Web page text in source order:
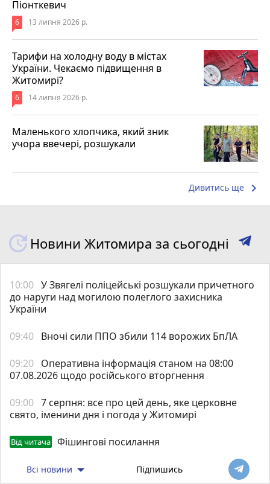
Піонткевич
6 13 липня 2026 р.
Тарифи на холодну воду в містах
України. Чекаємо підвищення в
Житомирі?
6 14 липня 2026 р.
Маленького хлопчика, який зник
учора ввечері, розшукали
Дивитись ще keyboard_arrow_right
Новини Житомира за сьогодні
10:00 У Звягелі поліцейські розшукали причетного
до наруги над могилою полеглого захисника
України
09:40 Вночі сили ППО збили 114 ворожих БпЛА
09:20 Оперативна інформація станом на 08:00
07.08.2026 щодо російського вторгнення
09:00 7 серпня: все про цей день, яке церковне
свято, іменини дня і погода у Житомирі
Від читача Фішингові посилання
Всі новини Підпишись